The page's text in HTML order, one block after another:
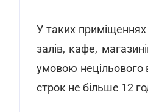
У таких
залів, кафе,
умовою нецільового
строк не більше 12